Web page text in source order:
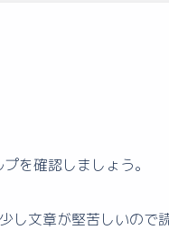
を確認しましょう。
し文章が堅苦しいので